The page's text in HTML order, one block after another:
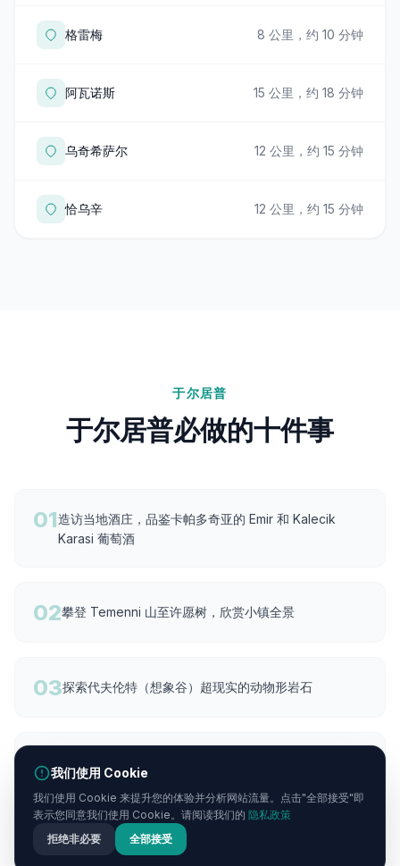
格雷梅 8 公里，约 10 分钟
阿瓦诺斯 15 公里，约 18 分钟
乌奇希萨尔 12 公里，约 15 分钟
恰乌辛 12 公里，约 15 分钟
于尔居普
于尔居普必做的十件事
01造访当地酒庄，品鉴卡帕多奇亚的 Emir 和 Kalecik
Karasi 葡萄酒
02攀登 Temenni 山至许愿树，欣赏小镇全景
03探索代夫伦特（想象谷）超现实的动物形岩石
04
05造访历史悠久的希腊村庄穆斯塔法帕夏（Sinasos）及
其雕花立面
我们使用 Cookie
我们使用 Cookie 来提升您的体验并分析网站流量。点击"全部接受"即
表示您同意我们使用 Cookie。请阅读我们的 隐私政策
拒绝非必要
全部接受